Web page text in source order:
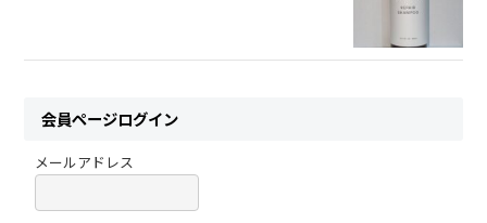
会員ページログイン
メールアドレス